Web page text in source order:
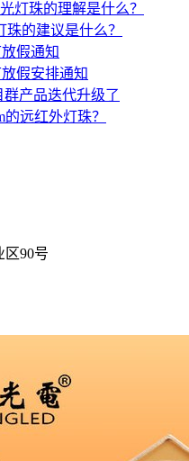
灯珠的理解是什么？
的建议是什么？
假通知
假安排通知
群产品迭代升级了
远红外灯珠？
区90号